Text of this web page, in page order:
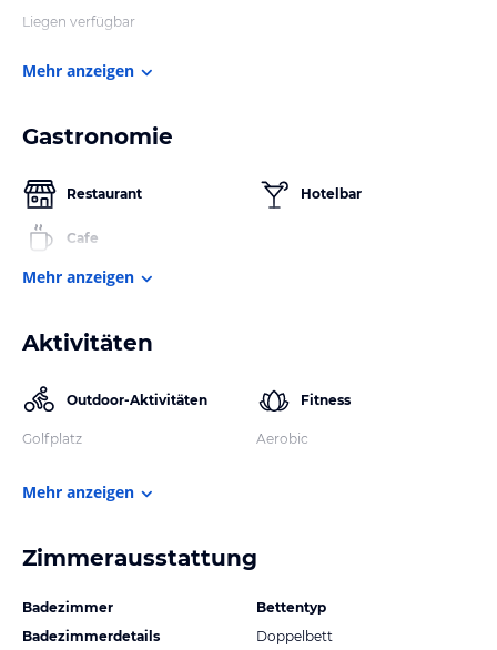
Liegen verfügbar
Mehr anzeigen
Gastronomie
Restaurant
Cafe
Hotelbar
Mehr anzeigen
Aktivitäten
Outdoor-Aktivitäten
Golfplatz
Fitness
Aerobic
Mehr anzeigen
Zimmerausstattung
Badezimmer
Badezimmerdetails
Bettentyp
Doppelbett